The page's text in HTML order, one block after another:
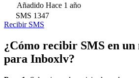
Añadido Hace 1 año
SMS 1347
Recibir SMS
¿Cómo recibir SMS en
para Inboxlv?